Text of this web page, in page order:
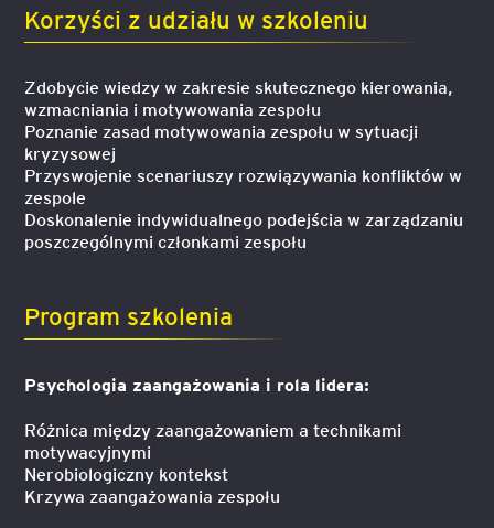
Korzyści z udziału w szkoleniu
Zdobycie wiedzy w zakresie skutecznego kierowania,
wzmacniania i motywowania zespołu
Poznanie zasad motywowania zespołu w sytuacji
kryzysowej
Przyswojenie scenariuszy rozwiązywania konfliktów w
zespole
Doskonalenie indywidualnego podejścia w zarządzaniu
poszczególnymi członkami zespołu
Program szkolenia
Psychologia zaangażowania i rola lidera:
Różnica między zaangażowaniem a technikami
motywacyjnymi
Nerobiologiczny kontekst
Krzywa zaangażowania zespołu